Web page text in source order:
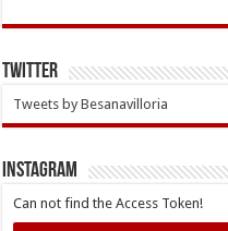
Twitter
Tweets by Besanavilloria
INSTAGRAM
Can not find the Access Token!